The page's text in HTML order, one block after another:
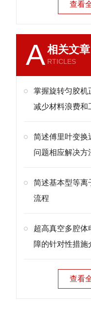
查看
A相关文章
RTICLES
掌握旋转匀胶机
减少材料浪费和
简述傅里叶变换
问题相应解决方
简述基本型等离
流程
超高真空多腔体
障的针对性措施
查看